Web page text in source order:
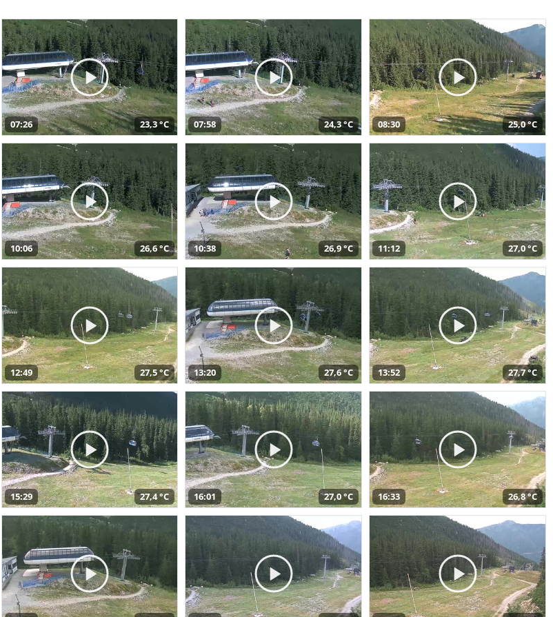
07:26 23,3 °C 07:58 24,3 °C 08:30 25,0 °C
10:06 26,6 °C 10:38 26,9 °C 11:12 27,0 °C
12:49 27,5 °C 13:20 27,6 °C 13:52 27,7 °C
15:29 27,4 °C 16:01 27,0 °C 16:33 26,8 °C